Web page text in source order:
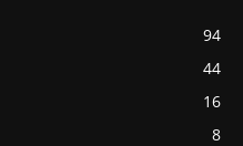
94
44
16
8